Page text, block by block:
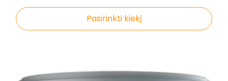
Statybiniai sandarikliai
Spec. paskirties priemonės
Pasirinkti kiekį